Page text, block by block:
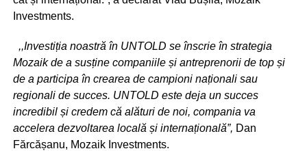
Investments.
,,Investiția noastră în UNTOLD se înscrie în strategia
Mozaik de a susține companiile și antreprenorii de top și
de a participa în crearea de campioni naționali sau
regionali de succes. UNTOLD este deja un succes
incredibil și credem că alături de noi, compania va
accelera dezvoltarea locală și internațională”, Dan
Fărcășanu, Mozaik Investments.